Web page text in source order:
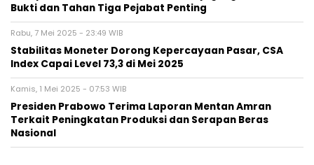
Bukti dan Tahan Tiga Pejabat Penting
Rabu, 7 Mei 2025 - 23:49 WIB
Stabilitas Moneter Dorong Kepercayaan Pasar, CSA
Index Capai Level 73,3 di Mei 2025
Kamis, 1 Mei 2025 - 07:53 WIB
Presiden Prabowo Terima Laporan Mentan Amran
Terkait Peningkatan Produksi dan Serapan Beras
Nasional